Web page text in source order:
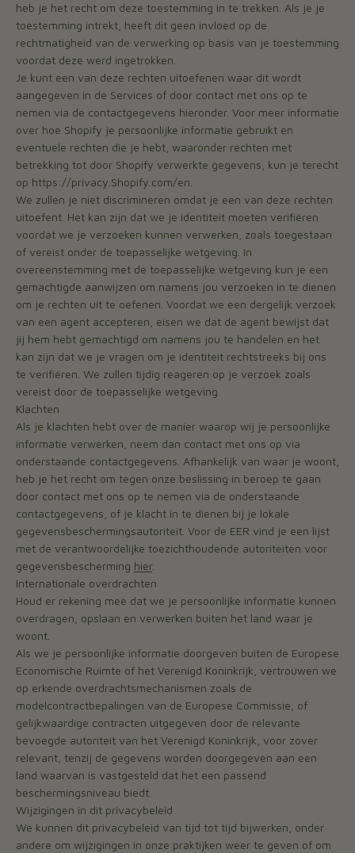
heb je het recht om deze toestemming in te trekken. Als je je
toestemming intrekt, heeft dit geen invloed op de
rechtmatigheid van de verwerking op basis van je toestemming
voordat deze werd ingetrokken.
Je kunt een van deze rechten uitoefenen waar dit wordt
aangegeven in de Services of door contact met ons op te
nemen via de contactgegevens hieronder. Voor meer informatie
over hoe Shopify je persoonlijke informatie gebruikt en
eventuele rechten die je hebt, waaronder rechten met
betrekking tot door Shopify verwerkte gegevens, kun je terecht
op https://privacy.Shopify.com/en.
We zullen je niet discrimineren omdat je een van deze rechten
uitoefent. Het kan zijn dat we je identiteit moeten verifiëren
voordat we je verzoeken kunnen verwerken, zoals toegestaan
of vereist onder de toepasselijke wetgeving. In
overeenstemming met de toepasselijke wetgeving kun je een
gemachtigde aanwijzen om namens jou verzoeken in te dienen
om je rechten uit te oefenen. Voordat we een dergelijk verzoek
van een agent accepteren, eisen we dat de agent bewijst dat
jij hem hebt gemachtigd om namens jou te handelen en het
kan zijn dat we je vragen om je identiteit rechtstreeks bij ons
te verifiëren. We zullen tijdig reageren op je verzoek zoals
vereist door de toepasselijke wetgeving.
Klachten
Als je klachten hebt over de manier waarop wij je persoonlijke
informatie verwerken, neem dan contact met ons op via
onderstaande contactgegevens. Afhankelijk van waar je woont,
heb je het recht om tegen onze beslissing in beroep te gaan
door contact met ons op te nemen via de onderstaande
contactgegevens, of je klacht in te dienen bij je lokale
gegevensbeschermingsautoriteit. Voor de EER vind je een lijst
met de verantwoordelijke toezichthoudende autoriteiten voor
gegevensbescherming hier.
Internationale overdrachten
Houd er rekening mee dat we je persoonlijke informatie kunnen
overdragen, opslaan en verwerken buiten het land waar je
woont.
Als we je persoonlijke informatie doorgeven buiten de Europese
Economische Ruimte of het Verenigd Koninkrijk, vertrouwen we
op erkende overdrachtsmechanismen zoals de
modelcontractbepalingen van de Europese Commissie, of
gelijkwaardige contracten uitgegeven door de relevante
bevoegde autoriteit van het Verenigd Koninkrijk, voor zover
relevant, tenzij de gegevens worden doorgegeven aan een
land waarvan is vastgesteld dat het een passend
beschermingsniveau biedt.
Wijzigingen in dit privacybeleid
We kunnen dit privacybeleid van tijd tot tijd bijwerken, onder
andere om wijzigingen in onze praktijken weer te geven of om